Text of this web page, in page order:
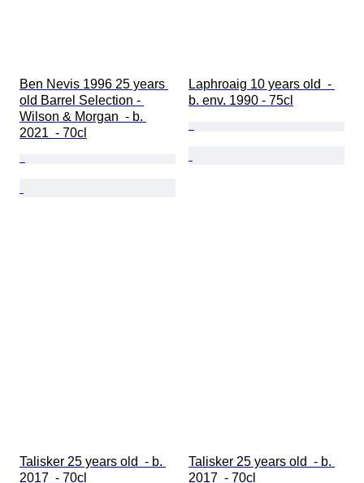
Ben Nevis 1996 25 years
old Barrel Selection -
Wilson & Morgan  - b.
2021  - 70cl
Laphroaig 10 years old  -
b. env. 1990 - 75cl
Talisker 25 years old  - b.
2017  - 70cl
Talisker 25 years old  - b.
2017  - 70cl